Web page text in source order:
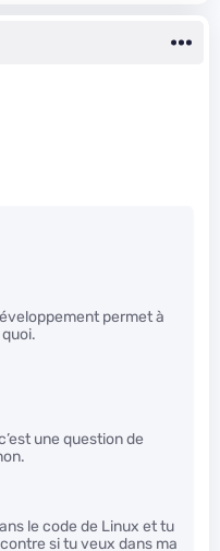
permet à
une question de
le code de Linux et tu
si tu veux dans ma